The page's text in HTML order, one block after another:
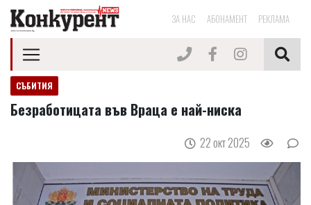
ЗА НАС АБОНАМЕНТ РЕКЛАМА
СЪБИТИЯ
Безработицата във Враца е най-ниска
22 окт 2025